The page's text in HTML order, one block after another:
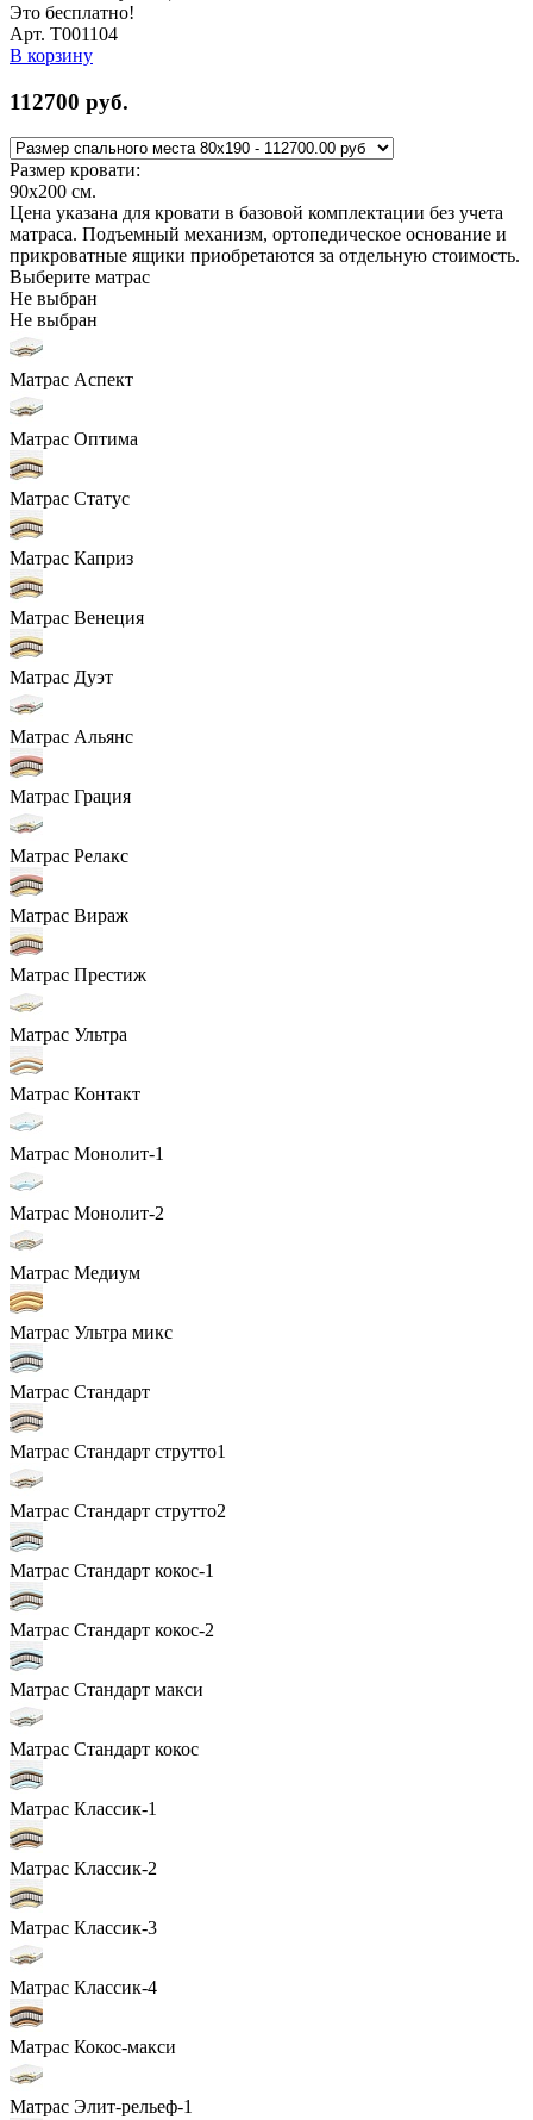
Это бесплатно!
Арт. Т001104
В корзину
112700 руб.
Размер кровати:
90x200 см.
Цена указана для кровати в базовой комплектации без учета
матраса. Подъемный механизм, ортопедическое основание и
прикроватные ящики приобретаются за отдельную стоимость.
Выберите матрас
Не выбран
Не выбран
Матрас Аспект
Матрас Оптима
Матрас Статус
Матрас Каприз
Матрас Венеция
Матрас Дуэт
Матрас Альянс
Матрас Грация
Матрас Релакс
Матрас Вираж
Матрас Престиж
Матрас Ультра
Матрас Контакт
Матрас Монолит-1
Матрас Монолит-2
Матрас Медиум
Матрас Ультра микс
Матрас Стандарт
Матрас Стандарт струтто1
Матрас Стандарт струтто2
Матрас Стандарт кокос-1
Матрас Стандарт кокос-2
Матрас Стандарт макси
Матрас Стандарт кокос
Матрас Классик-1
Матрас Классик-2
Матрас Классик-3
Матрас Классик-4
Матрас Кокос-макси
Матрас Элит-рельеф-1